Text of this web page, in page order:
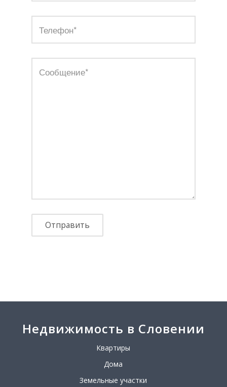
Недвижимость в Словении
Квартиры
Дома
Земельные участки